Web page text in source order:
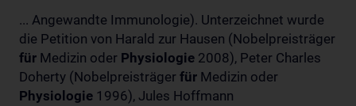
... Angewandte Immunologie). Unterzeichnet wurde
die Petition von Harald zur Hausen (Nobelpreisträger
für Medizin oder Physiologie 2008), Peter Charles
Doherty (Nobelpreisträger für Medizin oder
Physiologie 1996), Jules Hoffmann